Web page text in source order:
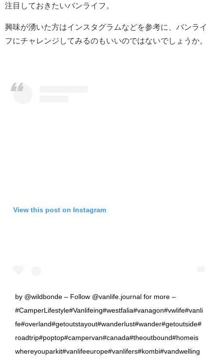
注目しておきたいバンライフ。
興味が湧いた方はインスタグラムなどを参考に、バンライ
フにチャレンジしてみるのもいいのではないでしょうか。
View this post on Instagram
by @wildbonde – Follow @vanlife.journal for more –
#CamperLifestyle#Vanlifeing#westfalia#vanagon#vwlife#vanli
fe#overland#getoutstayout#wanderlust#wander#getoutside#
roadtrip#poptop#campervan#canada#theoutbound#homeis
whereyouparkit#vanlifeeurope#vanlifers#kombi#vandwelling